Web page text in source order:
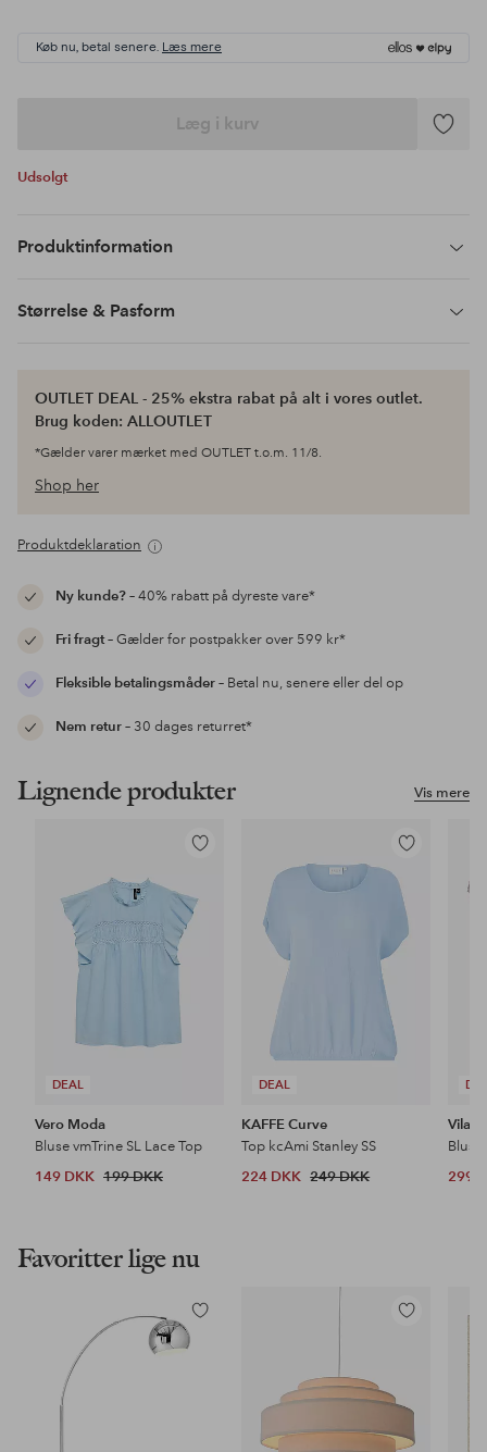
Køb nu, betal senere. Læs mere
Læg i kurv
Tilføj
Udsolgt
Produktinformation
Størrelse & Pasform
OUTLET DEAL - 25% ekstra rabat på alt i vores outlet.
Brug koden: ALLOUTLET
*Gælder varer mærket med OUTLET t.o.m. 11/8.
Shop her
Produktdeklaration
Ny kunde?– 40% rabatt på dyreste vare*
Fri fragt– Gælder for postpakker over 599 kr*
Fleksible betalingsmåder– Betal nu, senere eller del op
Nem retur– 30 dages returret*
Vis mere
Lignende produkter
DEAL
Tilføj
favoritter
Vero Moda
Bluse vmTrine SL Lace Top
149 DKK 199 DKK
DEAL
Tilføj
til
favoritter
KAFFE Curve
Top kcAmi Stanley SS
224 DKK 249 DKK
Vila
299
Favoritter lige nu
Tilføj
til
Tilføj